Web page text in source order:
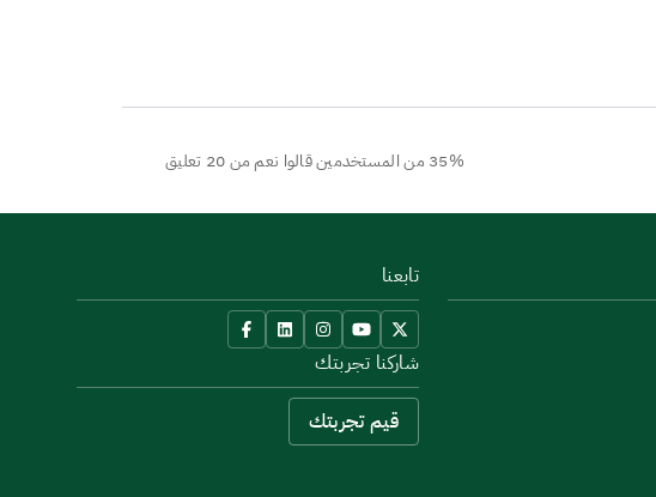
35% من المستخدمين قالوا نعم من 20 تعليق
تابعنا
شاركنا تجربتك
قيم تجربتك